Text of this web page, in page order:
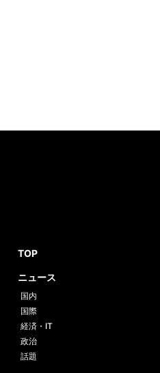
TOP
ニュース
国内
国際
経済・IT
政治
話題